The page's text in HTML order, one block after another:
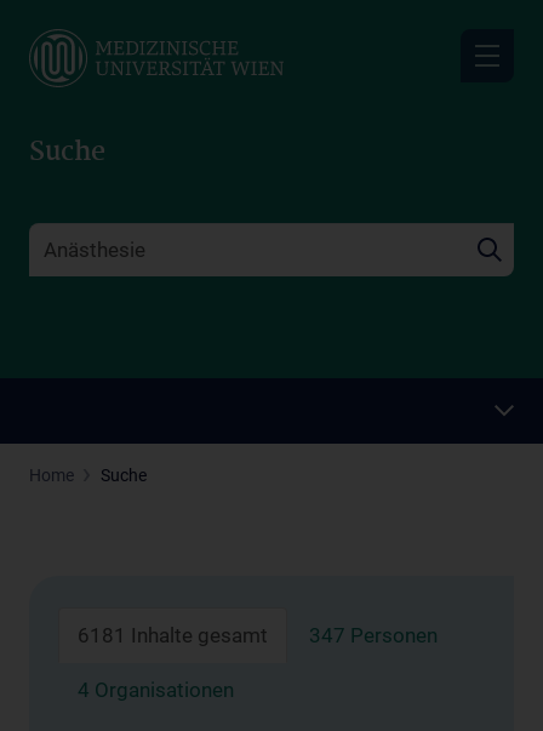
main
Suche
Home Suche
6181 Inhalte gesamt 347 Personen
4 Organisationen